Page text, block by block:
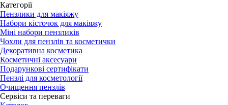
Категорії
Пензлики для макіяжу
Набори кісточок для макіяжу
Міні набори пензликів
Чохли для пензлів та косметички
Декоративна косметика
Косметичні аксесуари
Подарункові сертифікати
Пензлі для косметології
Очищення пензлів
Сервіси та переваги